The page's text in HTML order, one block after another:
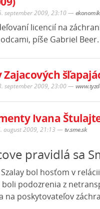
september 2009, 23:10 —
licencií na
píše Gabriel Beer.
Zajacových
september 2009, 23:00 —
Ivana
august 2009, 21:13 — tv.sme.sk
pravidlá sa
bol hosťom v relácii
boli podozrenia z
na poskytovateľov